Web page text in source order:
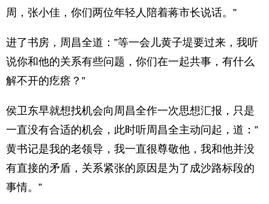
周，张小佳，你们两位年轻人陪着蒋市长说话。”
进了书房，周昌全道：”等一会儿黄子堤要过来，我听
说你和他的关系有些问题，你们在一起共事，有什么
解不开的疙瘩？”
侯卫东早就想找机会向周昌全作一次思想汇报，只是
一直没有合适的机会，此时听周昌全主动问起，道：”
黄书记是我的老领导，我一直很尊敬他，我和他并没
有直接的矛盾，关系紧张的原因是为了成沙路标段的
事情。”